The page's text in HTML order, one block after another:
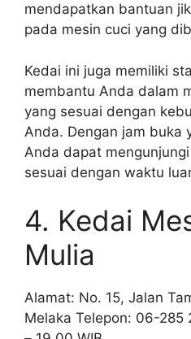
mendapatkan bantuan
pada mesin cuci yang
Kedai ini juga memiliki
membantu Anda dalam
yang sesuai dengan
Anda. Dengan jam buka
Anda dapat
sesuai dengan waktu
4. Kedai
Mulia
Alamat: No. 15, Jalan
Melaka Telepon: 06-285